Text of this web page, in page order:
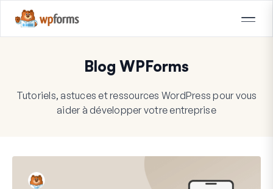
Blog WPForms
Tutoriels, astuces et ressources WordPress pour vous
aider à développer votre entreprise